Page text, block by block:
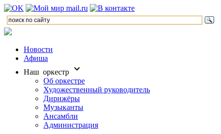
Новости
Афиша
Наш оркестр
Об оркестре
Художественный руководитель
Дирижёры
Музыканты
Ансамбли
Администрация